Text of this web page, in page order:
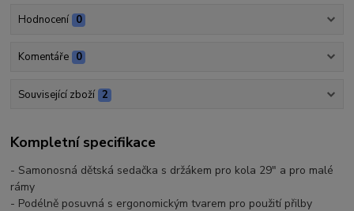
Hodnocení 0
Komentáře 0
Související zboží 2
Kompletní specifikace
- Samonosná dětská sedačka s držákem pro kola 29" a pro malé
rámy
- Podélně posuvná s ergonomickým tvarem pro použití přilby